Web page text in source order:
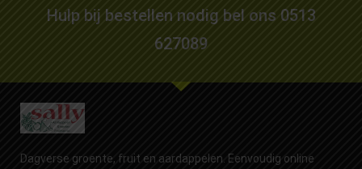
Hulp bij bestellen nodig bel ons 0513
627089
Dagverse groente, fruit en aardappelen. Eenvoudig online